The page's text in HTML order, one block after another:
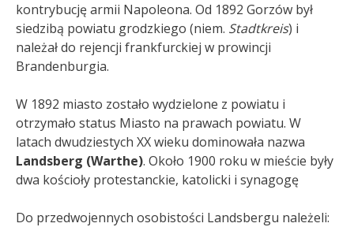
kontrybucję armii Napoleona. Od 1892 Gorzów był
siedzibą powiatu grodzkiego (niem. Stadtkreis) i
należał do rejencji frankfurckiej w prowincji
Brandenburgia.
W 1892 miasto zostało wydzielone z powiatu i
otrzymało status Miasto na prawach powiatu. W
latach dwudziestych XX wieku dominowała nazwa
Landsberg (Warthe). Około 1900 roku w mieście były
dwa kościoły protestanckie, katolicki i synagogę
Do przedwojennych osobistości Landsbergu należeli: